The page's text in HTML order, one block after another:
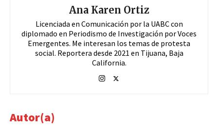
Ana Karen Ortiz
Licenciada en Comunicación por la UABC con
diplomado en Periodismo de Investigación por Voces
Emergentes. Me interesan los temas de protesta
social. Reportera desde 2021 en Tijuana, Baja
California.
Autor(a)